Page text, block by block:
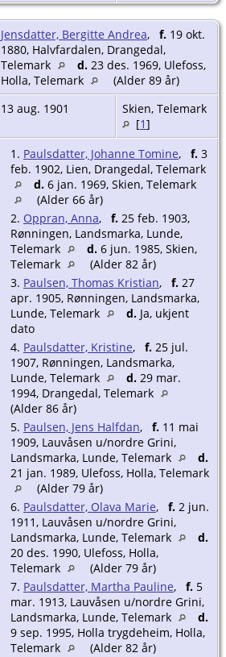
Jensdatter, Bergitte Andrea, f. 19 okt.
1880, Halvfardalen, Drangedal,
Telemark
d. 23 des. 1969, Ulefoss,
Holla, Telemark
(Alder 89 år)
13 aug. 1901
Skien, Telemark
[1]
1. Paulsdatter, Johanne Tomine, f. 3
feb. 1902, Lien, Drangedal, Telemark
d. 6 jan. 1969, Skien, Telemark
(Alder 66 år)
2. Oppran, Anna, f. 25 feb. 1903,
Rønningen, Landsmarka, Lunde,
Telemark
d. 6 jun. 1985, Skien,
Telemark
(Alder 82 år)
3. Paulsen, Thomas Kristian, f. 27
apr. 1905, Rønningen, Landsmarka,
Lunde, Telemark
d. Ja, ukjent
dato
4. Paulsdatter, Kristine, f. 25 jul.
1907, Rønningen, Landsmarka,
Lunde, Telemark
d. 29 mar.
1994, Drangedal, Telemark
(Alder 86 år)
5. Paulsen, Jens Halfdan, f. 11 mai
1909, Lauvåsen u/nordre Grini,
Landsmarka, Lunde, Telemark
d.
21 jan. 1989, Ulefoss, Holla, Telemark
(Alder 79 år)
6. Paulsdatter, Olava Marie, f. 2 jun.
1911, Lauvåsen u/nordre Grini,
Landsmarka, Lunde, Telemark
d.
20 des. 1990, Ulefoss, Holla,
Telemark
(Alder 79 år)
7. Paulsdatter, Martha Pauline, f. 5
mar. 1913, Lauvåsen u/nordre Grini,
Landsmarka, Lunde, Telemark
d.
9 sep. 1995, Holla trygdeheim, Holla,
Telemark
(Alder 82 år)